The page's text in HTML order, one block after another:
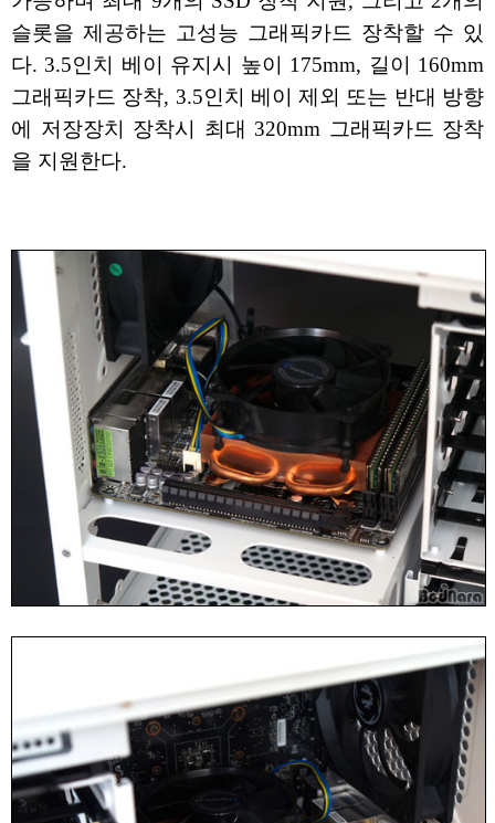
슬롯을 제공하는 고성능 그래픽카드 장착할 수 있
다. 3.5인치 베이 유지시 높이 175mm, 길이 160mm
그래픽카드 장착, 3.5인치 베이 제외 또는 반대 방향
에 저장장치 장착시 최대 320mm 그래픽카드 장착
을 지원한다.